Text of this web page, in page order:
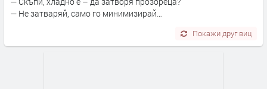
— Не затваряй, само го минимизирай…
Покажи друг виц